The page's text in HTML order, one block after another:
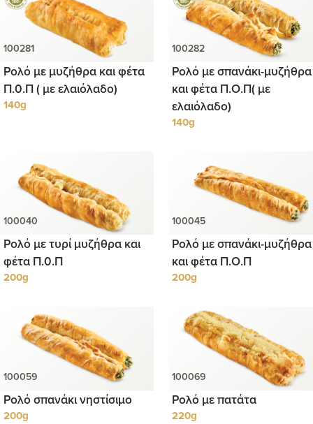
Ρολό με μυζήθρα και φέτα
Π.0.Π ( με ελαιόλαδο)
140g
Ρολό με σπανάκι-μυζήθρα
και φέτα Π.Ο.Π( με
ελαιόλαδο)
140g
Ρολό με τυρί μυζήθρα και
φέτα Π.0.Π
200g
Ρολό με σπανάκι-μυζήθρα
και φέτα Π.Ο.Π
200g
Ρολό σπανάκι νηστίσιμο
200g
Ρολό με πατάτα
220g